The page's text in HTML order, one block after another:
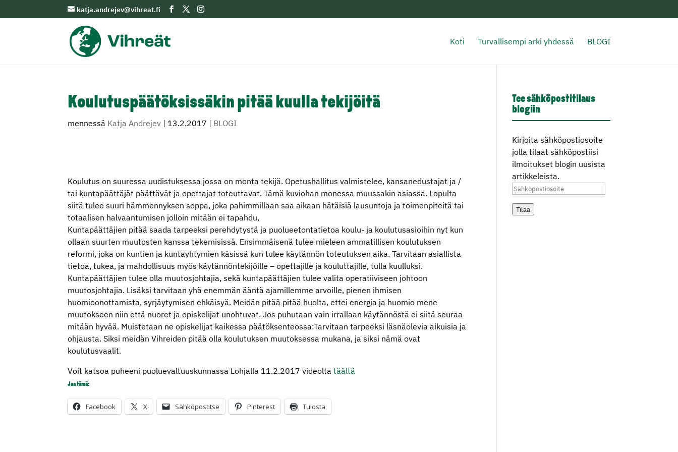
katja.andrejev@vihreat.fi
Koti Turvallisempi arki yhdessä BLOGI
Koulutuspäätöksissäkin pitää kuulla tekijöitä
mennessä Katja Andrejev | 13.2.2017 | BLOGI
Koulutus on suuressa uudistuksessa jossa on monta tekijä. Opetushallitus valmistelee, kansanedustajat ja /
tai kuntapäättäjät päättävät ja opettajat toteuttavat. Tämä kuviohan monessa muussakin asiassa. Lopulta
siitä tulee suuri hämmennyksen soppa, joka pahimmillaan saa aikaan hätäisiä lausuntoja ja toimenpiteitä tai
totaalisen halvaantumisen jolloin mitään ei tapahdu,
Kuntapäättäjien pitää saada tarpeeksi perehdytystä ja puolueetontatietoa koulu- ja koulutusasioihin nyt kun
ollaan suurten muutosten kanssa tekemisissä. Ensimmäisenä tulee mieleen ammatillisen koulutuksen
reformi, joka on kuntien ja kuntayhtymien käsissä kun tulee käytännön toteutuksen aika. Tarvitaan asiallista
tietoa, tukea, ja mahdollisuus myös käytännöntekijöille – opettajille ja kouluttajille, tulla kuulluksi.
Kuntapäättäjien tulee olla muutosjohtajia, sekä kuntapäättäjien tulee valita operatiiviseen johtoon
muutosjohtajia. Lisäksi tarvitaan yhä enemmän ääntä ajamillemme arvoille, pienen ihmisen
huomioonottamista, syrjäytymisen ehkäisyä. Meidän pitää pitää huolta, ettei energia ja huomio mene
muutokseen niin että nuoret ja opiskelijat unohtuvat. Jos puhutaan vain irrallaan käytännöstä ei siitä seuraa
mitään hyvää. Muistetaan ne opiskelijat kaikessa päätöksenteossa:Tarvitaan tarpeeksi läsnäolevia aikuisia ja
ohjausta. Siksi meidän Vihreiden pitää olla koulutuksen muutoksessa mukana, ja siksi nämä ovat
koulutusvaalit.
Voit katsoa puheeni puoluevaltuuskunnassa Lohjalla 11.2.2017 videoltatäältä
Jaa tämä:
Facebook X Sähköpostitse Pinterest Tulosta
Tee sähköpostitilaus
blogiin
Kirjoita sähköpostiosoite
jolla tilaat sähköpostiisi
ilmoitukset blogin uusista
artikkeleista.
Sähköpostiosoite
Tilaa